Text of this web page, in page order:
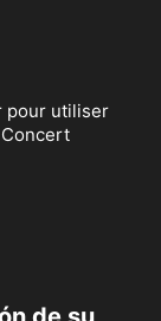
pour utiliser